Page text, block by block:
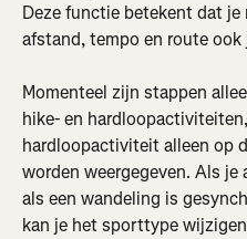
Deze functie betekent dat
afstand, tempo en route
Momenteel zijn stappen
hike- en
hardloopactiviteit alleen op
worden weergegeven. Als
als een wandeling is
kan je het sporttype